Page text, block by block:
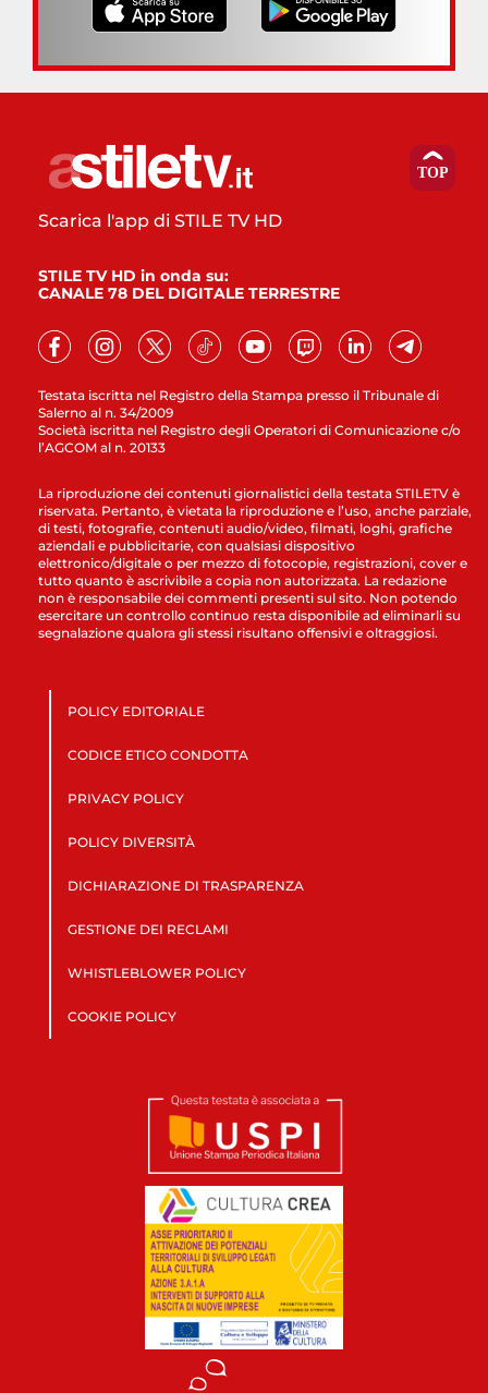
Testata iscritta nel Registro della Stampa presso il Tribunale di
Salerno al n. 34/2009
Società iscritta nel Registro degli Operatori di Comunicazione c/o
l’AGCOM al n. 20133
Scarica l'app di STILE TV HD
STILE TV HD in onda su:
CANALE 78 DEL DIGITALE TERRESTRE
La riproduzione dei contenuti giornalistici della testata STILETV è
riservata. Pertanto, è vietata la riproduzione e l’uso, anche parziale,
di testi, fotografie, contenuti audio/video, filmati, loghi, grafiche
aziendali e pubblicitarie, con qualsiasi dispositivo
elettronico/digitale o per mezzo di fotocopie, registrazioni, cover e
tutto quanto è ascrivibile a copia non autorizzata. La redazione
non è responsabile dei commenti presenti sul sito. Non potendo
esercitare un controllo continuo resta disponibile ad eliminarli su
segnalazione qualora gli stessi risultano offensivi e oltraggiosi.
POLICY EDITORIALE
CODICE ETICO CONDOTTA
PRIVACY POLICY
POLICY DIVERSITÀ
DICHIARAZIONE DI TRASPARENZA
GESTIONE DEI RECLAMI
WHISTLEBLOWER POLICY
COOKIE POLICY